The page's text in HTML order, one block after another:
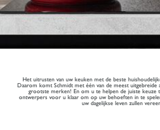
Het uitrusten van uw keuken met de beste
Daarom komt Schmidt met één van de meest
grootste merken! En om u te helpen de juiste keuze
ontwerpers voor u klaar om op uw behoeften in te
uw dagelijkse leven zullen